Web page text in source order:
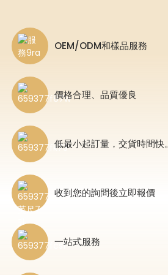
OEM/ODM和樣品服務
價格合理、品質優良
低最小起訂量，交貨時間快。
收到您的詢問後立即報價
一站式服務